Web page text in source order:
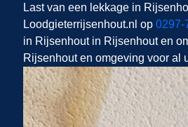
Last van een lekkage in
Loodgieterrijsenhout.nl op 0297-
in Rijsenhout in Rijsenhout en
Rijsenhout en omgeving voor al